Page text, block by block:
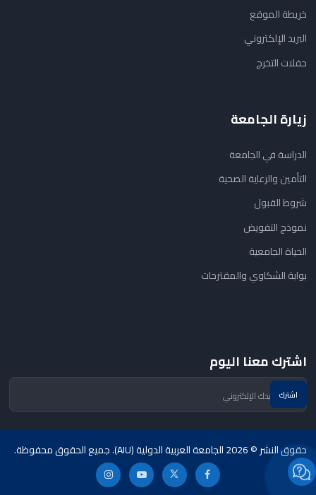
خريطة الموقع
البريد الإلكتروني
حفلات التخرج
زيارة الجامعة
الدراسة في الجامعة
التأمين والرعاية الصحية
شروط القبول
نموذج التفويض
الحياة الجامعية
بوابة الشكاوي والمقترحات
اشترك معنا اليوم
حقوق النشر © 2026 الجامعة العربية الدولية (AIU). جميع الحقوق محفوظة.